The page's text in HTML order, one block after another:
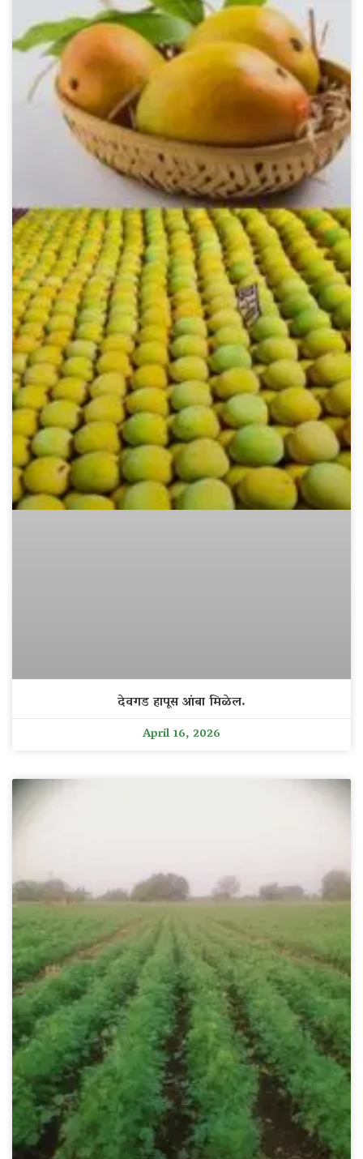
देवगड हापूस आंबा मिळेल.
April 16, 2026